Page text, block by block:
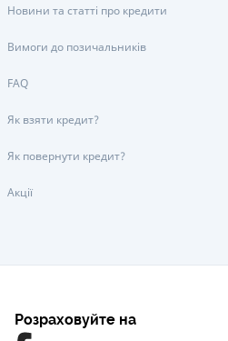
Новини та статті про кредити
Вимоги до позичальників
FAQ
Як взяти кредит?
Як повернути кредит?
Акції
Розраховуйте на